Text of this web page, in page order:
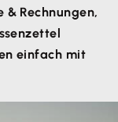
Rechnungen,
einfach mit